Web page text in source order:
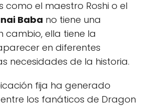
como el maestro Roshi o el
Baba no tiene una
cambio, ella tiene la
en diferentes
necesidades de la historia.
fija ha generado
los fanáticos de Dragon